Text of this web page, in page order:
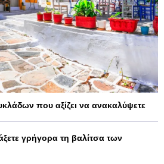
που αξίζει να ανακαλύψετε
γρήγορα τη βαλίτσα των